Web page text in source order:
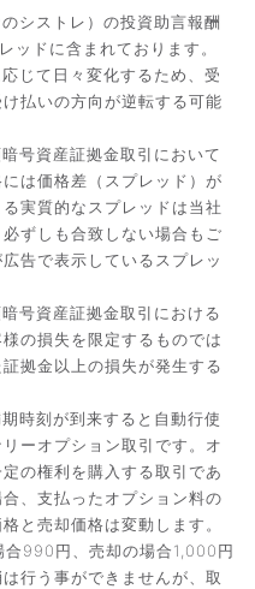
シストレ）の投資助言報酬
ッドに含まれております。
じて日々変化するため、受
払いの方向が逆転する可能
号資産証拠金取引において
は価格差（スプレッド）が
実質的なスプレッドは当社
ずしも合致しない場合もご
告で表示しているスプレッ
号資産証拠金取引における
の損失を限定するものでは
拠金以上の損失が発生する
時刻が到来すると自動行使
ーオプション取引です。オ
の権利を購入する取引であ
、支払ったオプション料の
と売却価格は変動します。
990円、売却の場合1,000円
行う事ができませんが、取